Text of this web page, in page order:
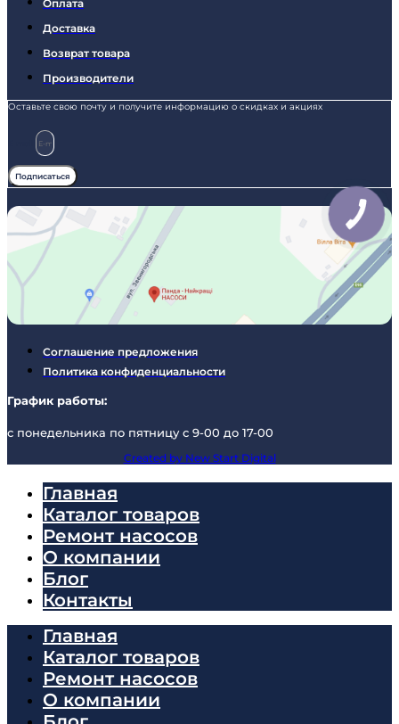
Оплата
Доставка
Возврат товара
Производители
Оставьте свою почту и получите информацию о скидках и акциях
Подписаться
Соглашение предложения
Политика конфиденциальности
График работы:
с понедельника по пятницу с 9-00 до 17-00
Created by New Start Digital
Главная
Каталог товаров
Ремонт насосов
О компании
Блог
Контакты
Главная
Каталог товаров
Ремонт насосов
О компании